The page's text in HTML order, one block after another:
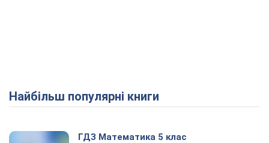
Найбільш популярні книги
ГДЗ Математика 5 клас